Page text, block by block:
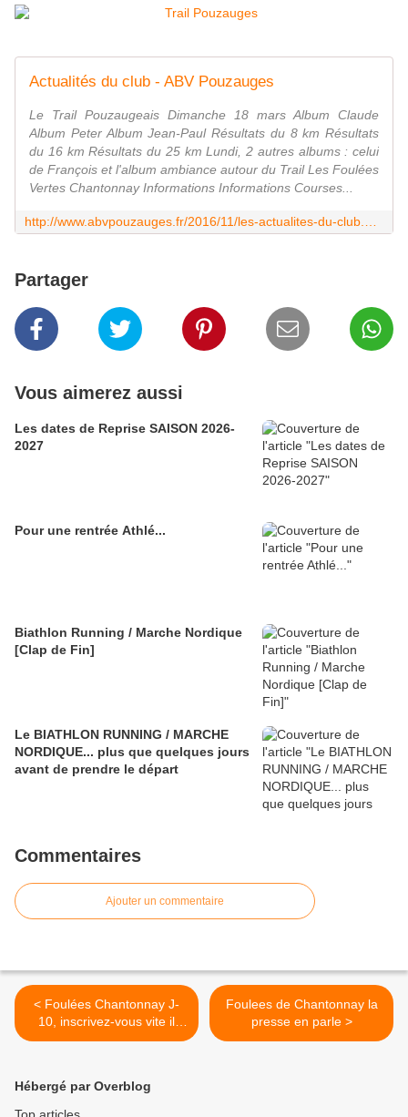
Actualités du club - ABV Pouzauges
Le Trail Pouzaugeais Dimanche 18 mars Album Claude
Album Peter Album Jean-Paul Résultats du 8 km Résultats
du 16 km Résultats du 25 km Lundi, 2 autres albums : celui
de François et l'album ambiance autour du Trail Les Foulées
Vertes Chantonnay Informations Informations Courses...
Partager
Vous aimerez aussi
Les dates de Reprise SAISON 2026-
2027
Pour une rentrée Athlé...
Biathlon Running / Marche Nordique
[Clap de Fin]
Le BIATHLON RUNNING / MARCHE
NORDIQUE... plus que quelques jours
avant de prendre le départ
Commentaires
Ajouter un commentaire
< Foulées Chantonnay J-
10, inscrivez-vous vite il
reste de la place
Foulees de Chantonnay la
presse en parle >
Hébergé par Overblog